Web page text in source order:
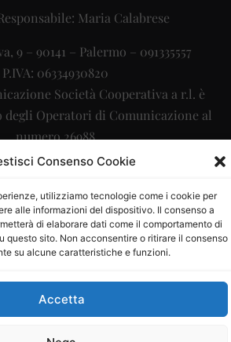
Consenso Cookie
utilizziamo tecnologie come i cookie per
alle informazioni del dispositivo. Il consenso a
di elaborare dati come il comportamento di
questo sito. Non acconsentire o ritirare il consenso
su alcune caratteristiche e funzioni.
Accetta
Maria Calabrese
9 – 90141 – Palermo – 091335557
P.IVA: 06334930820
Società Cooperativa a r.l. è
degli Operatori di Comunicazione al
numero 26988
La Digitale srl– info@ladigitale.it